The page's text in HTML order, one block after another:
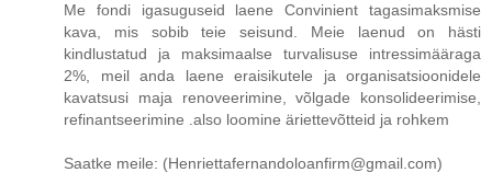
Me fondi igasuguseid laene Convinient tagasimaksmise
kava, mis sobib teie seisund. Meie laenud on hästi
kindlustatud ja maksimaalse turvalisuse intressimääraga
2%, meil anda laene eraisikutele ja organisatsioonidele
kavatsusi maja renoveerimine, võlgade konsolideerimise,
refinantseerimine .also loomine äriettevõtteid ja rohkem
Saatke meile: (Henriettafernandoloanfirm@gmail.com)